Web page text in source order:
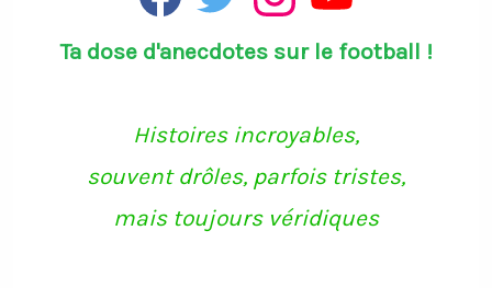
a
e
t
n
t
m
T
Ta dose d'anecdotes sur le football !
Histoires incroyables,
souvent drôles, parfois tristes,
mais toujours véridiques